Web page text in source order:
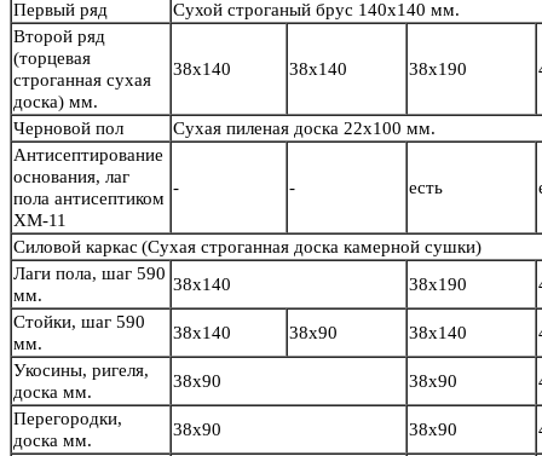
Первый ряд Сухой строганый брус 140х140 мм.
Второй ряд
(торцевая
строганная сухая
доска) мм.
38х140 38х140 38х190
Черновой пол
Сухая пиленая доска 22х100 мм.
Антисептирование
основания, лаг
пола антисептиком
ХМ-11
- - есть
Силовой каркас(Сухая строганная доска камерной сушки)
Лаги пола, шаг 590
мм.
38х140 38х190
Стойки, шаг 590
мм.
38х140 38х90 38х140
Укосины, ригеля,
доска мм.
38х90 38х90
Перегородки,
доска мм.
38х90 38х90